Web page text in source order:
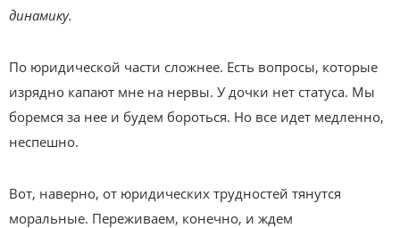
динамику.
По юридической части сложнее. Есть вопросы, которые
изрядно капают мне на нервы. У дочки нет статуса. Мы
боремся за нее и будем бороться. Но все идет медленно,
неспешно.
Вот, наверно, от юридических трудностей тянутся
моральные. Переживаем, конечно, и ждем